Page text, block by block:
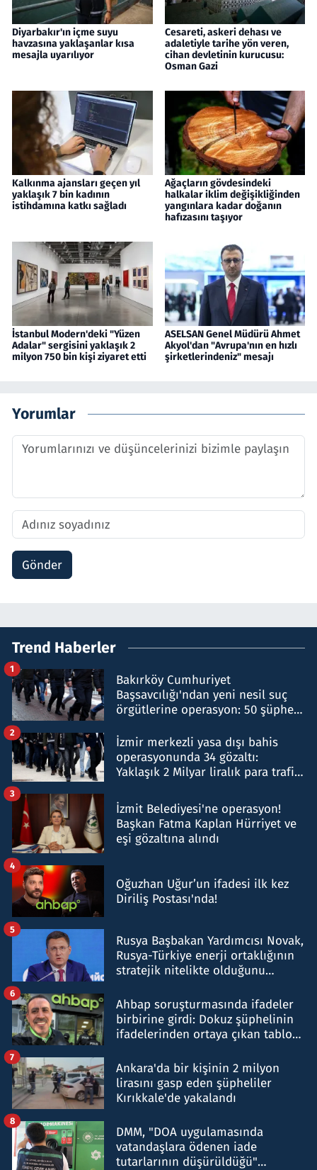
Diyarbakır'ın içme suyu
havzasına yaklaşanlar kısa
mesajla uyarılıyor
Cesareti, askeri dehası ve
adaletiyle tarihe yön veren,
cihan devletinin kurucusu:
Osman Gazi
Kalkınma ajansları geçen yıl
yaklaşık 7 bin kadının
istihdamına katkı sağladı
Ağaçların gövdesindeki
halkalar iklim değişikliğinden
yangınlara kadar doğanın
hafızasını taşıyor
İstanbul Modern'deki "Yüzen
Adalar" sergisini yaklaşık 2
milyon 750 bin kişi ziyaret etti
ASELSAN Genel Müdürü Ahmet
Akyol'dan "Avrupa'nın en hızlı
şirketlerindeniz" mesajı
Yorumlar
Gönder
Trend Haberler
Bakırköy Cumhuriyet
Başsavcılığı'ndan yeni nesil suç
örgütlerine operasyon: 50 şüpheli
1
İzmir merkezli yasa dışı bahis
operasyonunda 34 gözaltı:
Yaklaşık 2 Milyar liralık para trafiği
2
İzmit Belediyesi'ne operasyon!
Başkan Fatma Kaplan Hürriyet ve
eşi gözaltına alındı
3
Oğuzhan Uğur’un ifadesi ilk kez
Diriliş Postası'nda!
4
Rusya Başbakan Yardımcısı Novak,
Rusya-Türkiye enerji ortaklığının
stratejik nitelikte olduğunu
5
Ahbap soruşturmasında ifadeler
birbirine girdi: Dokuz şüphelinin
ifadelerinden ortaya çıkan tablo
6
Ankara'da bir kişinin 2 milyon
lirasını gasp eden şüpheliler
Kırıkkale'de yakalandı
7
DMM, "DOA uygulamasında
vatandaşlara ödenen iade
tutarlarının düşürüldüğü"
8